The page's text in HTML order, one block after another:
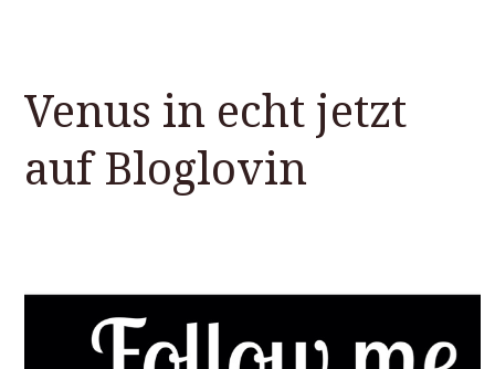
Venus in echt jetzt
auf Bloglovin